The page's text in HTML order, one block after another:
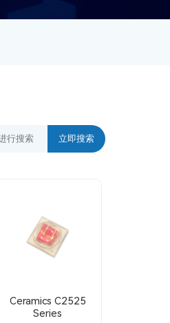
Ceramics C2525
Series